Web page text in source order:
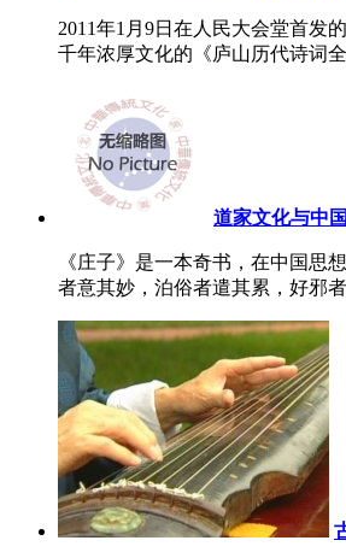
2011年1月9日在人民大会堂首发
千年浓厚文化的《庐山历代诗词
道家文化与中
《庄子》是一本奇书，在中国思
者意其妙，泊俗者遣其累，好邪